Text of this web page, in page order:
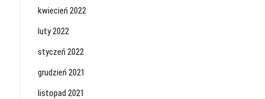
kwiecień 2022
luty 2022
styczeń 2022
grudzień 2021
listopad 2021